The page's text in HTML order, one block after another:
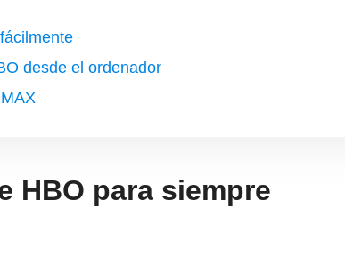
desde el ordenador
HBO para siempre